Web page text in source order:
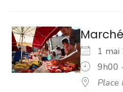
1
9h00
Place